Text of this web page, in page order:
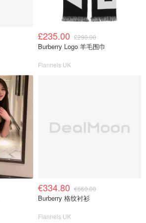
£235.00 £290.00
Burberry Logo 羊毛围巾
Flannels UK
€334.80 €660.00
Burberry 格纹衬衫
Flannels UK